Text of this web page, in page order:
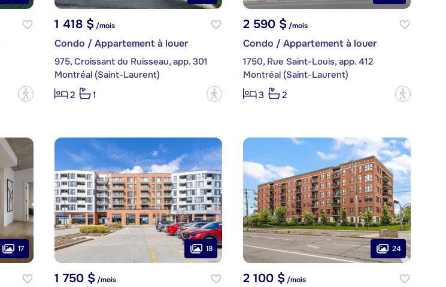
?
1 418 $/mois
Condo / Appartement à louer
975, Croissant du Ruisseau, app. 301
Montréal (Saint-Laurent)
2
1 ?
2 590 $/mois
Condo / Appartement à louer
1750, Rue Saint-Louis, app. 412
Montréal (Saint-Laurent)
3
2 ?
17 18
1 750 $/mois
24
2 100 $/mois